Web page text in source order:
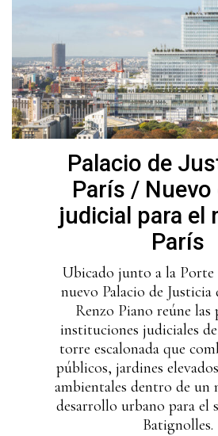
Palacio de
París /
judicial para el
París
Ubicado junto a la Porte
nuevo Palacio de Justicia
Renzo Piano reúne las
instituciones judiciales
torre escalonada que
públicos, jardines
ambientales dentro de un
desarrollo urbano para el
Batignolles.